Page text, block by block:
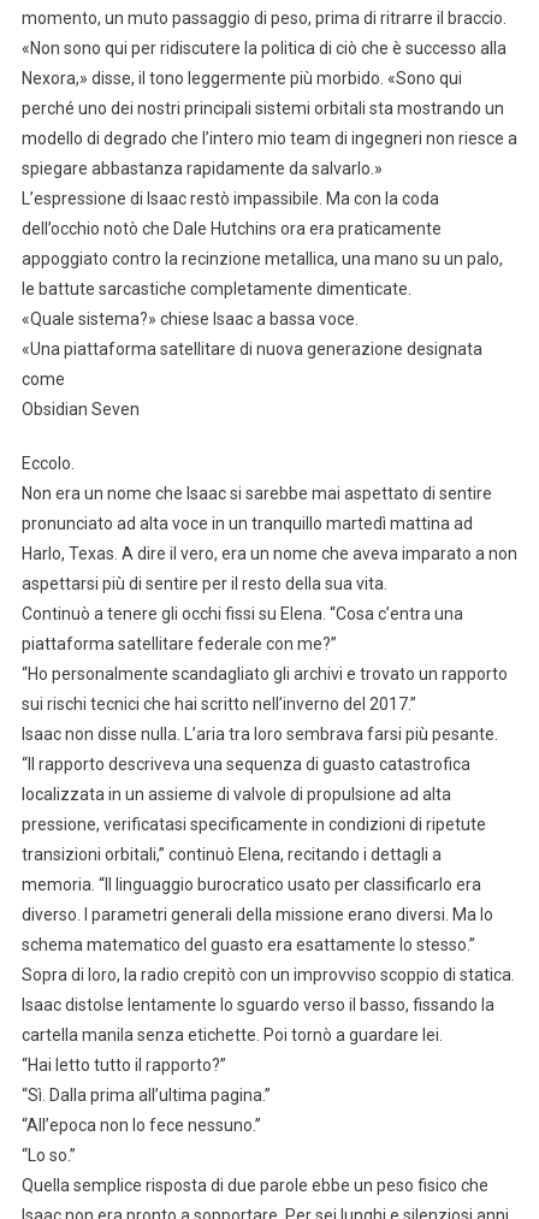
momento, un muto passaggio di peso, prima di ritrarre il braccio.
«Non sono qui per ridiscutere la politica di ciò che è successo alla
Nexora,» disse, il tono leggermente più morbido. «Sono qui
perché uno dei nostri principali sistemi orbitali sta mostrando un
modello di degrado che l’intero mio team di ingegneri non riesce a
spiegare abbastanza rapidamente da salvarlo.»
L’espressione di Isaac restò impassibile. Ma con la coda
dell’occhio notò che Dale Hutchins ora era praticamente
appoggiato contro la recinzione metallica, una mano su un palo,
le battute sarcastiche completamente dimenticate.
«Quale sistema?» chiese Isaac a bassa voce.
«Una piattaforma satellitare di nuova generazione designata
come
Obsidian Seven
Eccolo.
Non era un nome che Isaac si sarebbe mai aspettato di sentire
pronunciato ad alta voce in un tranquillo martedì mattina ad
Harlo, Texas. A dire il vero, era un nome che aveva imparato a non
aspettarsi più di sentire per il resto della sua vita.
Continuò a tenere gli occhi fissi su Elena. “Cosa c’entra una
piattaforma satellitare federale con me?”
“Ho personalmente scandagliato gli archivi e trovato un rapporto
sui rischi tecnici che hai scritto nell’inverno del 2017.”
Isaac non disse nulla. L’aria tra loro sembrava farsi più pesante.
“Il rapporto descriveva una sequenza di guasto catastrofica
localizzata in un assieme di valvole di propulsione ad alta
pressione, verificatasi specificamente in condizioni di ripetute
transizioni orbitali,” continuò Elena, recitando i dettagli a
memoria. “Il linguaggio burocratico usato per classificarlo era
diverso. I parametri generali della missione erano diversi. Ma lo
schema matematico del guasto era esattamente lo stesso.”
Sopra di loro, la radio crepitò con un improvviso scoppio di statica.
Isaac distolse lentamente lo sguardo verso il basso, fissando la
cartella manila senza etichette. Poi tornò a guardare lei.
“Hai letto tutto il rapporto?”
“Sì. Dalla prima all’ultima pagina.”
“All’epoca non lo fece nessuno.”
“Lo so.”
Quella semplice risposta di due parole ebbe un peso fisico che